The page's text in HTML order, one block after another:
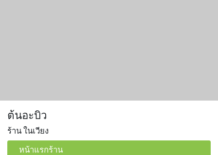
ต้นอะบิว
ร้าน ในเวียง
หน้าแรกร้าน